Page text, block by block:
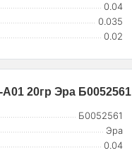
0.04
0.035
0.02
20гр Эра Б0052561
Б0052561
Эра
0.04